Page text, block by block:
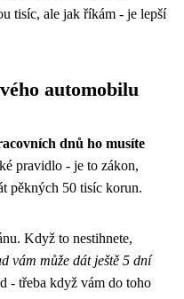
tisíc, ale jak říkám - je lepší
automobilu
dnů ho musíte
pravidlo - je to zákon,
pěkných 50 tisíc korun.
Když to nestihnete,
vám může dát ještě 5 dní
- třeba když vám do toho